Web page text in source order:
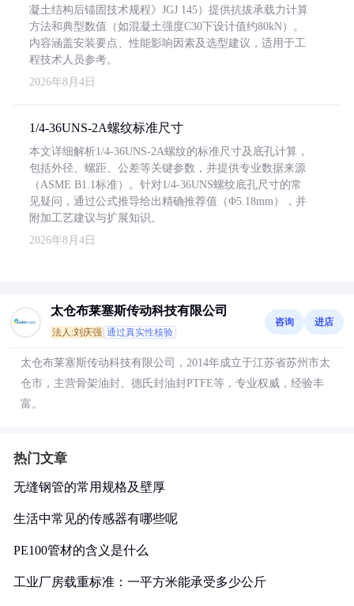
凝土结构后锚固技术规程》JGJ 145）提供抗拔承载力计算
方法和典型数值（如混凝土强度C30下设计值约80kN）。
内容涵盖安装要点、性能影响因素及选型建议，适用于工
程技术人员参考。
2026年8月4日
1/4-36UNS-2A螺纹标准尺寸
本文详细解析1/4-36UNS-2A螺纹的标准尺寸及底孔计算，
包括外径、螺距、公差等关键参数，并提供专业数据来源
（ASME B1.1标准）。针对1/4-36UNS螺纹底孔尺寸的常
见疑问，通过公式推导给出精确推荐值（Φ5.18mm），并
附加工艺建议与扩展知识。
2026年8月4日
太仓布莱塞斯传动科技有限公司
法人:刘庆强 通过真实性核验
咨询 进店
太仓布莱塞斯传动科技有限公司，2014年成立于江苏省苏州市太
仓市，主营骨架油封、德氏封油封PTFE等，专业权威，经验丰
富。
热门文章
无缝钢管的常用规格及壁厚
生活中常见的传感器有哪些呢
PE100管材的含义是什么
工业厂房载重标准：一平方米能承受多少公斤